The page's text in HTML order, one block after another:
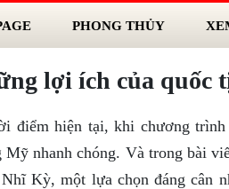
PHONG THỦY
lợi ích của quốc
điểm hiện tại, khi chương
Mỹ nhanh chóng. Và trong bài
Kỳ, một lựa chọn đáng cân